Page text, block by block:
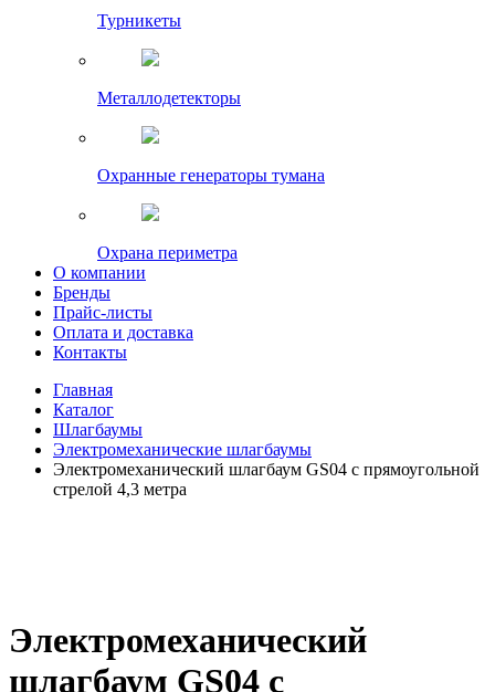
Турникеты
Металлодетекторы
Охранные генераторы тумана
Охрана периметра
О компании
Бренды
Прайс-листы
Оплата и доставка
Контакты
Главная
Каталог
Шлагбаумы
Электромеханические шлагбаумы
Электромеханический шлагбаум GS04 с прямоугольной
стрелой 4,3 метра
Электромеханический
шлагбаум GS04 с